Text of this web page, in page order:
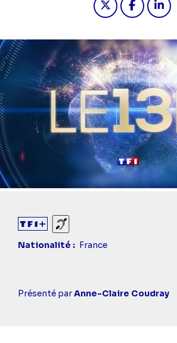
Sourds et malentendants
Nationalité
France
Casting
Présenté parAnne-Claire Coudray